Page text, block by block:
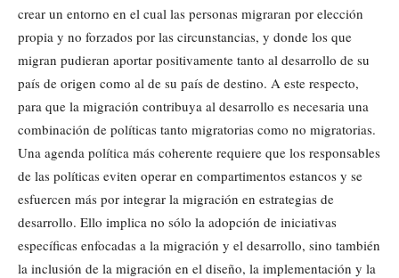
crear un entorno en el cual las personas migraran por elección
propia y no forzados por las circunstancias, y donde los que
migran pudieran aportar positivamente tanto al desarrollo de su
país de origen como al de su país de destino. A este respecto,
para que la migración contribuya al desarrollo es necesaria una
combinación de políticas tanto migratorias como no migratorias.
Una agenda política más coherente requiere que los responsables
de las políticas eviten operar en compartimentos estancos y se
esfuercen más por integrar la migración en estrategias de
desarrollo. Ello implica no sólo la adopción de iniciativas
específicas enfocadas a la migración y el desarrollo, sino también
la inclusión de la migración en el diseño, la implementación y la